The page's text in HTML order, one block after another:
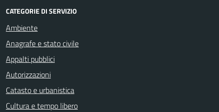
CATEGORIE DI SERVIZIO
Ambiente
Anagrafe e stato civile
Appalti pubblici
Autorizzazioni
Catasto e urbanistica
Cultura e tempo libero